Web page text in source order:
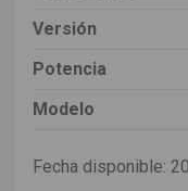
Versión
Potencia
Modelo
Fecha disponible: